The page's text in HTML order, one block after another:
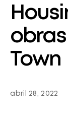
Town
abril 28, 2022